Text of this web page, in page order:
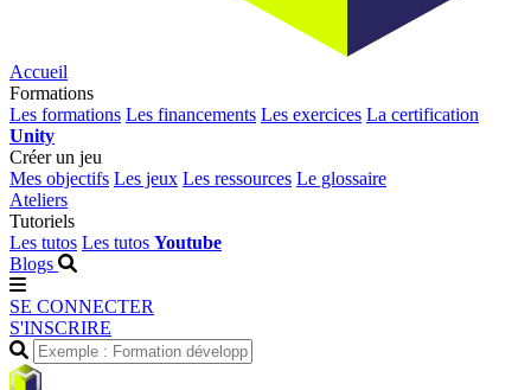
Accueil
Formations
Les formations Les financements Les exercices La certification
Unity
Créer un jeu
Mes objectifs Les jeux Les ressources Le glossaire
Ateliers
Tutoriels
Les tutos Les tutos Youtube
Blogs
SE CONNECTER
S'INSCRIRE